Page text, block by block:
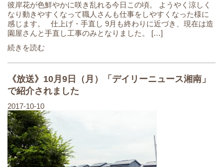
彼岸花が色鮮やかに咲き乱れる今日この頃。 ようやく涼しく
なり動きやすくなって職人さんも仕事をしやすくなった様に
感じます。 仕上げ・手直し 9月も終わりに近づき、現在は造
園屋さんと手直し工事のみとなりました。 […]
続きを読む
《放送》10月9日（月）「デイリーニュース湘南」
で紹介されました
2017-10-10